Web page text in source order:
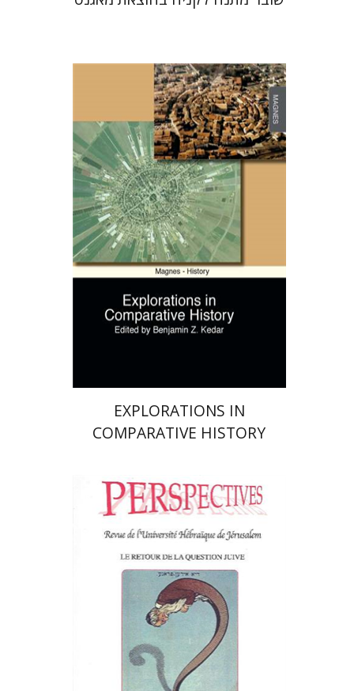
ב"ז קדר
הנחת אתר ספר מודפס
$80
$72
EXPLORATIONS IN
COMPARATIVE HISTORY
פרננד ברטפלד